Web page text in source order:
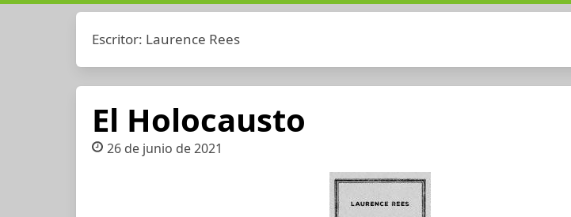
Escritor: Laurence Rees
El Holocausto
26 de junio de 2021